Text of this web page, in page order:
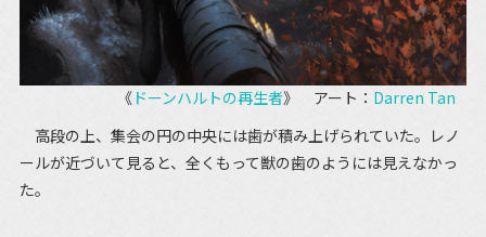
《 ドーンハルトの再生者》 アート： Darren Tan
高段の上、集会の円の中央には歯が積み上げられていた。レノ
ールが近づいて見ると、全くもって獣の歯のようには見えなかっ
た。